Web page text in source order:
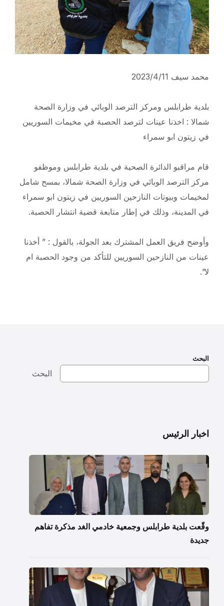
محمد سيف 2023/4/11
بلدية طرابلس ومركز الترصد الوبائي في وزارة الصحة
شمالا : اخذنا عينات لترصد الحصبة في مخيمات السوريين
في زيتون ابو سمراء
قام مراقبو الدائرة الصحية في بلدية طرابلس وموظفو
مركز الترصد الوبائي في وزارة الصحة شمالا، بمسح شامل
لمخيمات وبيوتات النازحين السوريين في زيتون ابو سمراء
في المدينة، وذلك في إطار متابعة قضية انتشار الحصبة.
وأوضح فريق العمل المشترك بعد الجولة، بالقول : ” أخذنا
عينات من النازحين السوريين للتأكد من وجود الحصبة ام
لا”.
البحث
البحث
اخبار الرئيس
وقّعت بلدية طرابلس وجمعية خادمي الغد مذكرة تفاهم
جديدة